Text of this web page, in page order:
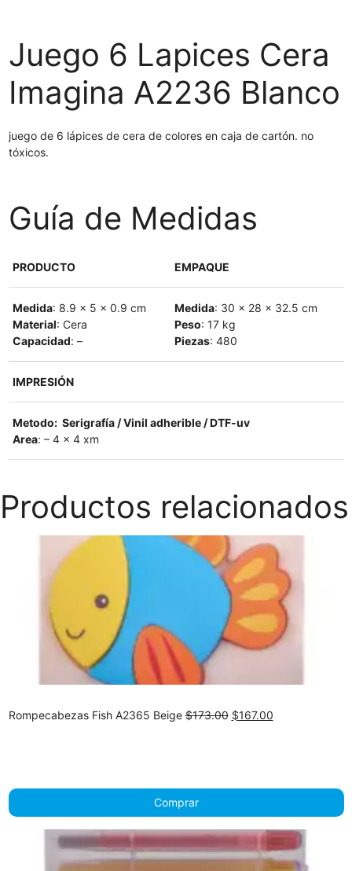
Juego 6 Lapices Cera
Imagina A2236 Blanco
juego de 6 lápices de cera de colores en caja de cartón. no
tóxicos.
Guía de Medidas
PRODUCTO EMPAQUE
Medida: 8.9 x 5 x 0.9 cm
Material: Cera
Capacidad: –
Medida: 30 x 28 x 32.5 cm
Peso: 17 kg
Piezas: 480
IMPRESIÓN
Metodo: Serigrafía / Vinil adherible / DTF-uv
Area: – 4 x 4 xm
Productos relacionados
Rompecabezas Fish A2365 Beige$173.00 Original
$167.00Current
Comprar